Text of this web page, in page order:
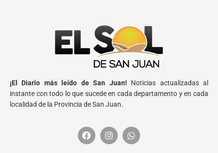
¡El Diario más leído de San Juan! Noticias actualizadas al
instante con todo lo que sucede en cada departamento y en cada
localidad de la Provincia de San Juan.